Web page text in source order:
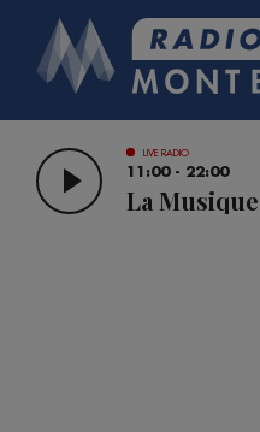
LIVE RADIO
11:00 - 22:00